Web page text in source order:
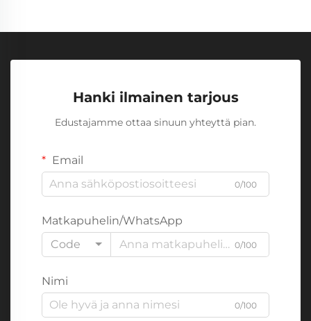
Hanki ilmainen tarjous
Edustajamme ottaa sinuun yhteyttä pian.
Email
0/100
Matkapuhelin/WhatsApp
Code
0/100
Nimi
0/100